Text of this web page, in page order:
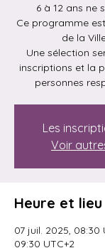
6 à 12 ans ne
Ce programme
de la
Une sélection
inscriptions et la
personnes
Les
Voir
Heure et lieu
07 juil. 2025, 08:30
09:30 UTC+2